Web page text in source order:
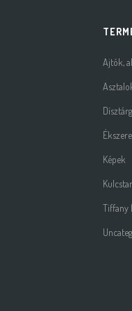
Ajtók,
Képek
Tiffany